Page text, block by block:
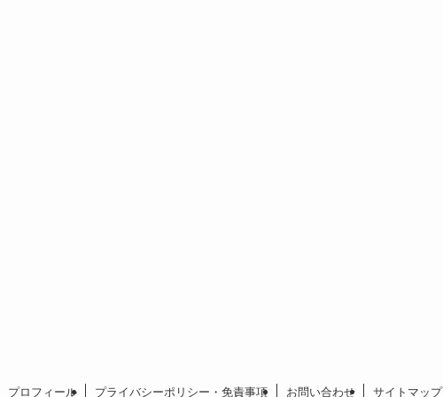
プロフィール プライバシーポリシー・免責事項 お問い合わせ サイトマップ